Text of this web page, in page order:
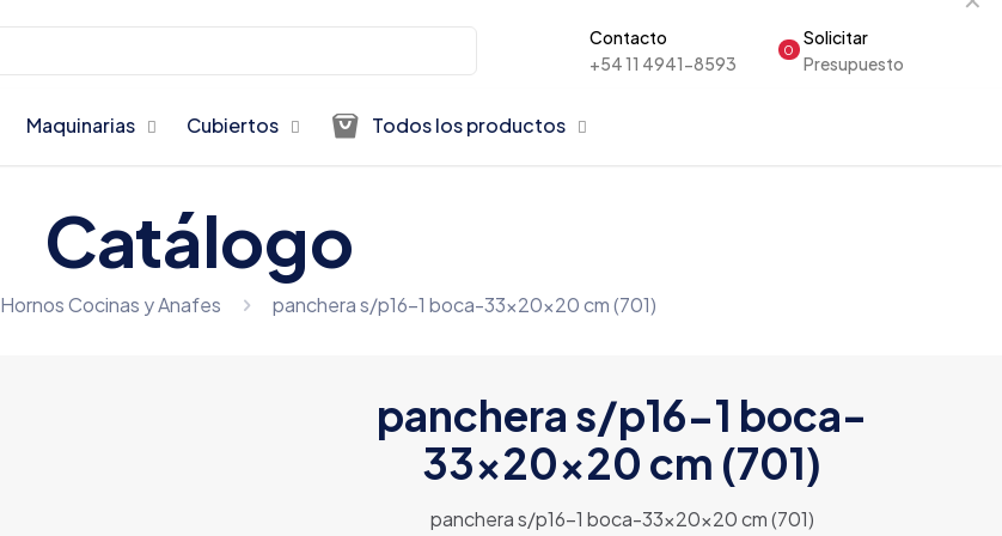
Contacto
+54 11 4941-8593
0
Solicitar
Presupuesto
Maquinarias Cubiertos Todos los productos
Catálogo
Hornos Cocinas y Anafes panchera s/p16-1 boca-33x20x20 cm (701)
panchera s/p16-1 boca-
33x20x20 cm (701)
panchera s/p16-1 boca-33x20x20 cm (701)